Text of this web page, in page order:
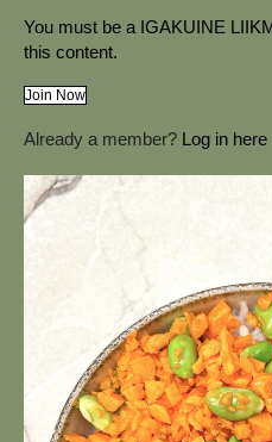
You must be a IGAKUINE
this content.
Join Now
Already a member? Log in here